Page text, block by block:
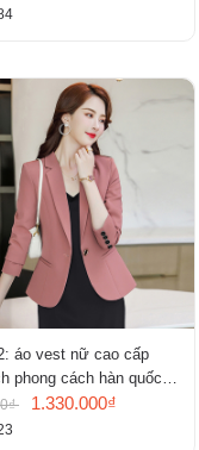
áo vest nữ cao cấp
phong cách hàn quốc
1.330.000₫